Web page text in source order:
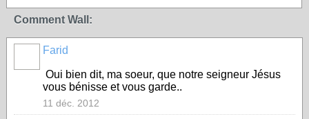
Comment Wall:
Farid
Oui bien dit, ma soeur, que notre seigneur Jésus
vous bénisse et vous garde..
11 déc. 2012